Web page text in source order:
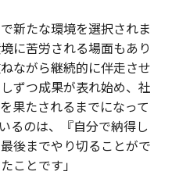
新たな環境を選択されま
に苦労される場面もあり
ながら継続的に伴走させ
ずつ成果が表れ始め、社
果たされるまでになって
るのは、『自分で納得し
後までやり切ることがで
ことです」